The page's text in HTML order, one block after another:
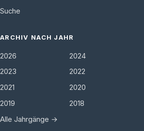
Suche
ARCHIV NACH JAHR
2026
2024
2023
2022
2021
2020
2019
2018
Alle Jahrgänge →